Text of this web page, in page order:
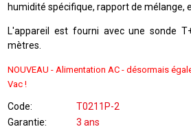
humidité spécifique, rapport de mélange,
L'appareil est fourni avec une sonde
mètres.
NOUVEAU - Alimentation AC - désormais
Vac !
Code
T0211P-2
Garantie
3 ans